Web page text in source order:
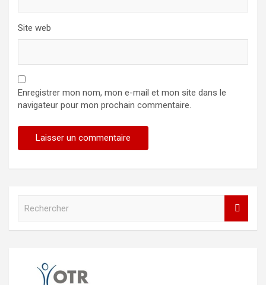
Site web
Enregistrer mon nom, mon e-mail et mon site dans le
navigateur pour mon prochain commentaire.